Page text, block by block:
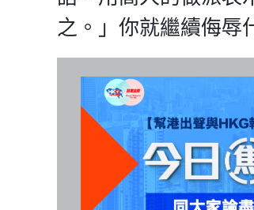
之。」你就繼續侮辱